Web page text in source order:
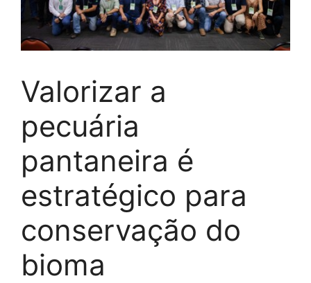
Valorizar a
pecuária
pantaneira é
estratégico para
conservação do
bioma